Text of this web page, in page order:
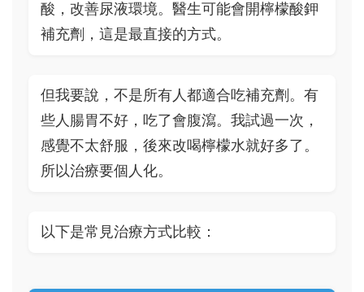
酸，改善尿液環境。醫生可能會開檸檬酸鉀
補充劑，這是最直接的方式。
但我要說，不是所有人都適合吃補充劑。有
些人腸胃不好，吃了會腹瀉。我試過一次，
感覺不太舒服，後來改喝檸檬水就好多了。
所以治療要個人化。
以下是常見治療方式比較：